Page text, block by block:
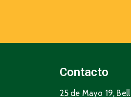
Contacto
25 de Mayo 19,